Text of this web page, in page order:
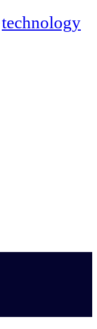
technology